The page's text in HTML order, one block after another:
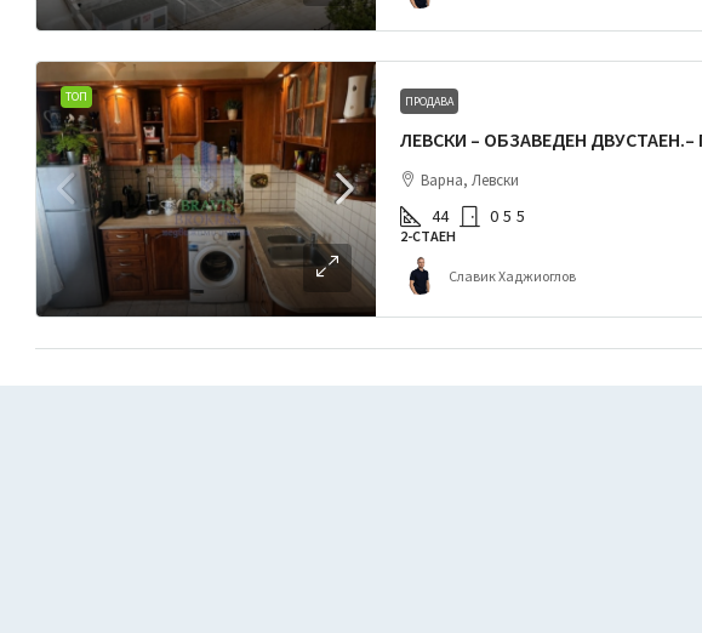
ТОП ПРОДАВА
Варна, Левски
44 0 5 5
2-СТАЕН
Славик Хаджиоглов